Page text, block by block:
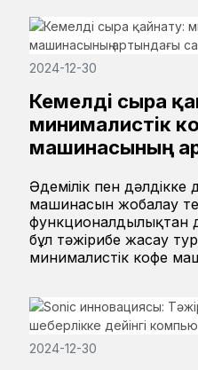
2024-12-30
Кемелді сыра
минималистік
машинасының
Әдемілік пен дәлдікке
машинасын жобалау
функционалдылықтан
бұл тәжірибе жасау
минималистік кофе
2024-12-30